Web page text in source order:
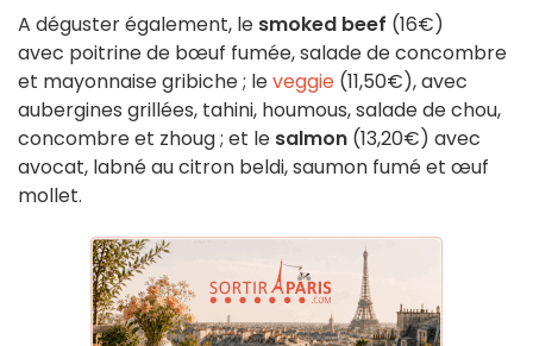
A déguster également, le smoked beef (16€)
avec poitrine de bœuf fumée, salade de concombre
et mayonnaise gribiche ; leveggie (11,50€), avec
aubergines grillées, tahini, houmous, salade de chou,
concombre et zhoug ; et le salmon (13,20€) avec
avocat, labné au citron beldi, saumon fumé et œuf
mollet.